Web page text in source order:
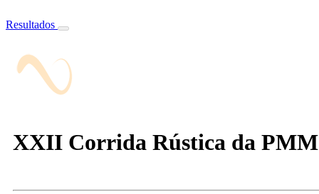
Resultados
XXII Corrida Rústica da